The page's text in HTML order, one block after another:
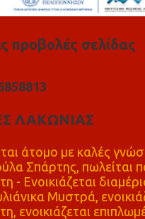
προβολές σελίδας
858813
ΛΑΚΩΝΙΑΣ
άτομο με καλές
Σπάρτης, πωλείται
- Ενοικιάζεται
Μυστρά,
ενοικιάζεται